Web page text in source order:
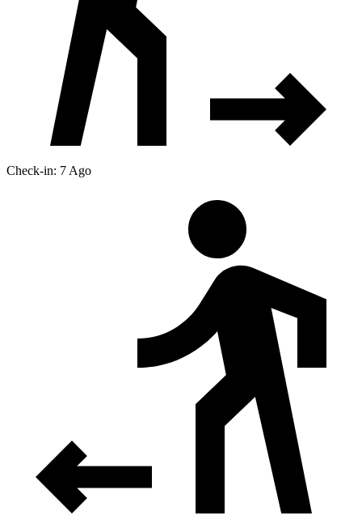
Check-in: 7 Ago